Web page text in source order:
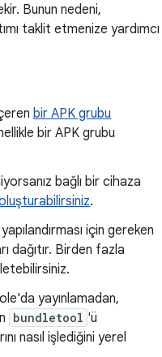
Bunun nedeni,
taklit etmenize yardımcı
bir APK grubu
bir APK grubu
bağlı bir cihaza
.
için gereken
dağıtır. Birden fazla
yayınlamadan,
bundletool 'ü
nasıl işlediğini yerel